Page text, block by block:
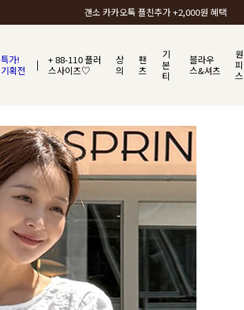
갠소에서 가장 많이 사랑받는 BEST ITEM
특가!
기획전
+ 88-110 플러
스사이즈♡
상
의
팬
츠
기
본
티
블라우
스&셔츠
원
피
스